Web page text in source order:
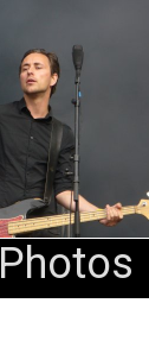
Photos